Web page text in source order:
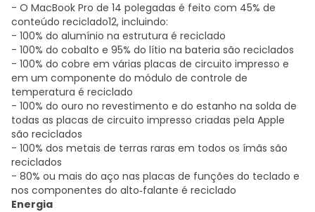
- O MacBook Pro de 14 polegadas é feito com 45% de
conteúdo reciclado12, incluindo:
- 100% do alumínio na estrutura é reciclado
- 100% do cobalto e 95% do lítio na bateria são reciclados
- 100% do cobre em várias placas de circuito impresso e
em um componente do módulo de controle de
temperatura é reciclado
- 100% do ouro no revestimento e do estanho na solda de
todas as placas de circuito impresso criadas pela Apple
são reciclados
- 100% dos metais de terras raras em todos os ímãs são
reciclados
- 80% ou mais do aço nas placas de funções do teclado e
nos componentes do alto‑falante é reciclado
Energia